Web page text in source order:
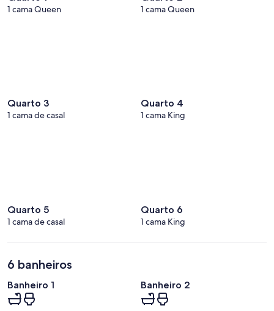
1 cama Queen 1 cama Queen
Quarto 3
1 cama de casal
Quarto 4
1 cama King
Quarto 5
1 cama de casal
Quarto 6
1 cama King
6 banheiros
Banheiro 1 Banheiro 2